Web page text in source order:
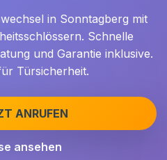
in Sonntagberg mit
Schnelle
und Garantie inklusive.
Türsicherheit.
ANRUFEN
ansehen